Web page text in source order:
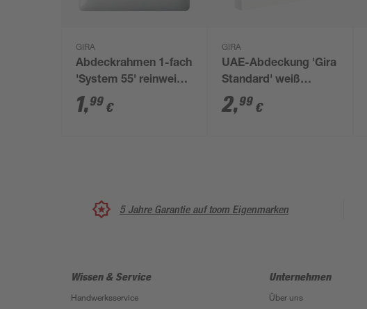
GIRA
Abdeckrahmen 1-fach
'System 55' reinweiß
glänzend
1,99 €
GIRA
UAE-Abdeckung 'Gira
Standard' weiß
glänzend
2,99 €
5 Jahre Garantie auf toom Eigenmarken
Wissen & Service
Handwerksservice
Unternehmen
Über uns